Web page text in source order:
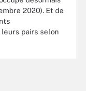
2020). Et de
pairs selon